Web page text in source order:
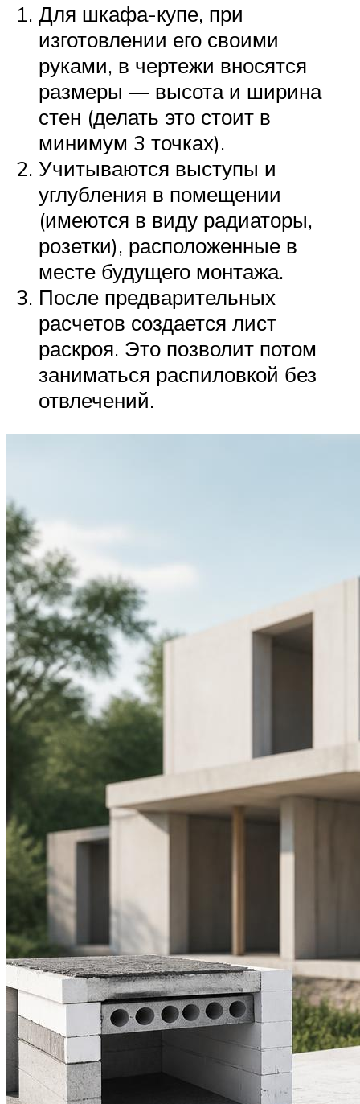
Для шкафа-купе, при
изготовлении его своими
руками, в чертежи вносятся
размеры — высота и ширина
стен (делать это стоит в
минимум 3 точках).
Учитываются выступы и
углубления в помещении
(имеются в виду радиаторы,
розетки), расположенные в
месте будущего монтажа.
После предварительных
расчетов создается лист
раскроя. Это позволит потом
заниматься распиловкой без
отвлечений.